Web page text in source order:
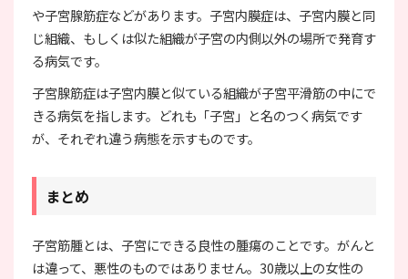
や子宮腺筋症などがあります。子宮内膜症は、子宮内膜と同
じ組織、もしくは似た組織が子宮の内側以外の場所で発育す
る病気です。
子宮腺筋症は子宮内膜と似ている組織が子宮平滑筋の中にで
きる病気を指します。どれも「子宮」と名のつく病気です
が、それぞれ違う病態を示すものです。
まとめ
子宮筋腫とは、子宮にできる良性の腫瘍のことです。がんと
は違って、悪性のものではありません。30歳以上の女性の